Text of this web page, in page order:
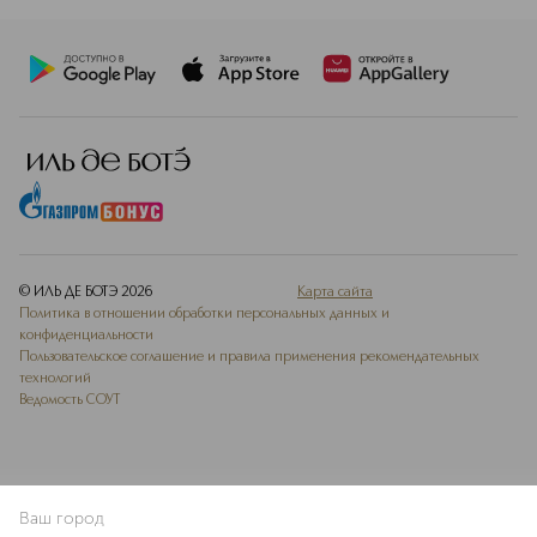
В КОРЗИНУ
© ИЛЬ ДЕ БОТЭ 2026
Карта сайта
Политика в отношении обработки персональных данных и
конфиденциальности
Пользовательское соглашение и правила применения рекомендательных
технологий
Ведомость СОУТ
Ваш город